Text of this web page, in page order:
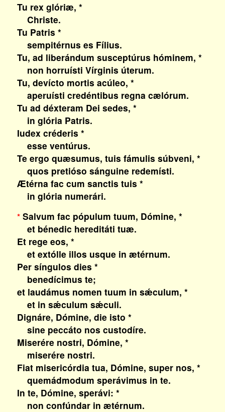
Tu rex glóriæ, *
Christe.
Tu Patris *
sempitérnus es Fílius.
Tu, ad liberándum susceptúrus hóminem, *
non horruísti Vírginis úterum.
Tu, devícto mortis acúleo, *
aperuísti credéntibus regna cælórum.
Tu ad déxteram Dei sedes, *
in glória Patris.
Iudex créderis *
esse ventúrus.
Te ergo quæsumus, tuis fámulis súbveni, *
quos pretióso sánguine redemísti.
Ætérna fac cum sanctis tuis *
in glória numerári.
*Salvum fac pópulum tuum, Dómine, *
et bénedic hereditáti tuæ.
Et rege eos, *
et extólle illos usque in ætérnum.
Per síngulos dies *
benedícimus te;
et laudámus nomen tuum in sǽculum, *
et in sǽculum sǽculi.
Dignáre, Dómine, die isto *
sine peccáto nos custodíre.
Miserére nostri, Dómine, *
miserére nostri.
Fiat misericórdia tua, Dómine, super nos, *
quemádmodum sperávimus in te.
In te, Dómine, sperávi: *
non confúndar in ætérnum.